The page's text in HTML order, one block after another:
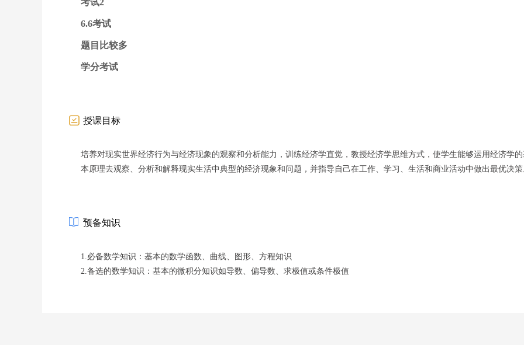
考试2
6.6考试
题目比较多
学分考试
授课目标
培养对现实世界经济行为与经济现象的观察和分析能力，训练经济学直觉，教授经济学思维方式，使学生能够运用经济学
本原理去观察、分析和解释现实生活中典型的经济现象和问题，并指导自己在工作、学习、生活和商业活动中做出最优决
预备知识
1.必备数学知识：基本的数学函数、曲线、图形、方程知识
2.备选的数学知识：基本的微积分知识如导数、偏导数、求极值或条件极值